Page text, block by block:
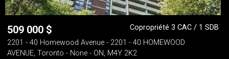
509 000 $
Copropriété 3 CAC / 1 SDB
2201 - 40 Homewood Avenue - 2201 - 40 HOMEWOOD
AVENUE, Toronto - None - ON, M4Y 2K2